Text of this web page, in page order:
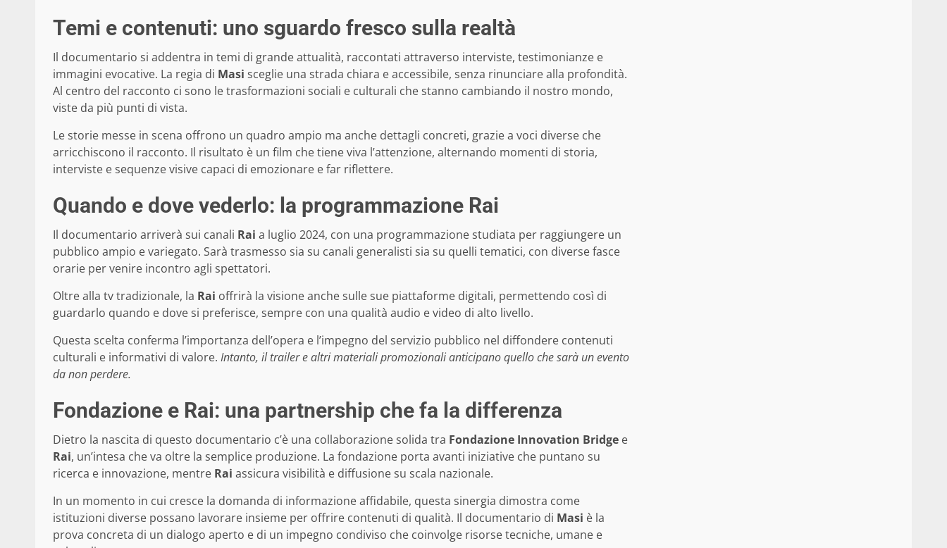
Temi e contenuti: uno sguardo fresco sulla realtà
Il documentario si addentra in temi di grande attualità, raccontati attraverso interviste, testimonianze e
immagini evocative. La regia di Masi sceglie una strada chiara e accessibile, senza rinunciare alla profondità.
Al centro del racconto ci sono le trasformazioni sociali e culturali che stanno cambiando il nostro mondo,
viste da più punti di vista.
Le storie messe in scena offrono un quadro ampio ma anche dettagli concreti, grazie a voci diverse che
arricchiscono il racconto. Il risultato è un film che tiene viva l’attenzione, alternando momenti di storia,
interviste e sequenze visive capaci di emozionare e far riflettere.
Quando e dove vederlo: la programmazione Rai
Il documentario arriverà sui canali Rai a luglio 2024, con una programmazione studiata per raggiungere un
pubblico ampio e variegato. Sarà trasmesso sia su canali generalisti sia su quelli tematici, con diverse fasce
orarie per venire incontro agli spettatori.
Oltre alla tv tradizionale, la Rai offrirà la visione anche sulle sue piattaforme digitali, permettendo così di
guardarlo quando e dove si preferisce, sempre con una qualità audio e video di alto livello.
Questa scelta conferma l’importanza dell’opera e l’impegno del servizio pubblico nel diffondere contenuti
culturali e informativi di valore. Intanto, il trailer e altri materiali promozionali anticipano quello che sarà un evento
da non perdere.
Fondazione e Rai: una partnership che fa la differenza
Dietro la nascita di questo documentario c’è una collaborazione solida tra Fondazione Innovation Bridge e
Rai, un’intesa che va oltre la semplice produzione. La fondazione porta avanti iniziative che puntano su
ricerca e innovazione, mentre Rai assicura visibilità e diffusione su scala nazionale.
In un momento in cui cresce la domanda di informazione affidabile, questa sinergia dimostra come
istituzioni diverse possano lavorare insieme per offrire contenuti di qualità. Il documentario di Masi è la
prova concreta di un dialogo aperto e di un impegno condiviso che coinvolge risorse tecniche, umane e